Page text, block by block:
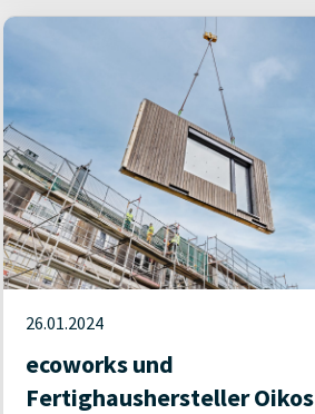
26.01.2024
ecoworks und
Fertighaushersteller Oikos